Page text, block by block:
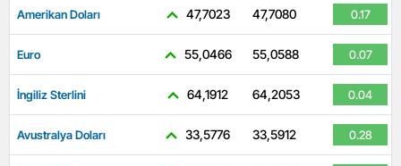
Amerikan Doları 47,7023 47,7080 0.17
Euro 55,0466 55,0588 0.07
İngiliz Sterlini 64,1912 64,2053 0.04
Avustralya Doları 33,5776 33,5912 0.28